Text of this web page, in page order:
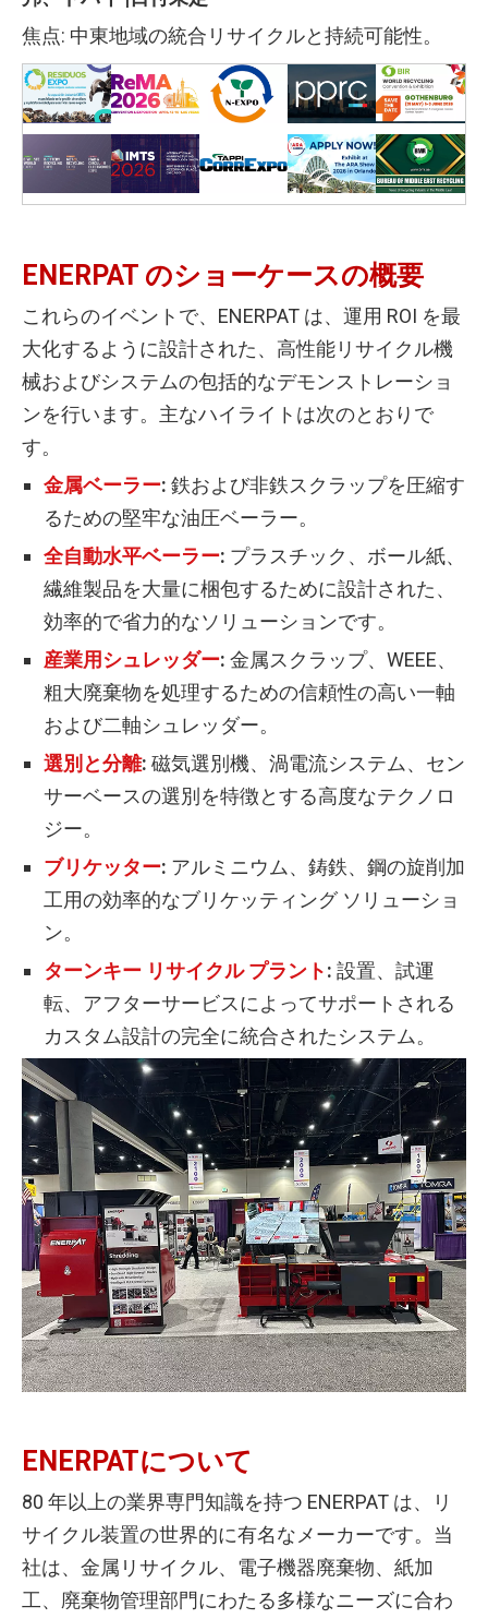
焦点: 中東地域の統合リサイクルと持続可能性。
ENERPAT のショーケースの概要
これらのイベントで、ENERPAT は、運用 ROI を最
大化するように設計された、高性能リサイクル機
械およびシステムの包括的なデモンストレーショ
ンを行います。主なハイライトは次のとおりで
す。
金属ベーラー: 鉄および非鉄スクラップを圧縮す
るための堅牢な油圧ベーラー。
全自動水平ベーラー: プラスチック、ボール紙、
繊維製品を大量に梱包するために設計された、
効率的で省力的なソリューションです。
産業用シュレッダー: 金属スクラップ、WEEE、
粗大廃棄物を処理するための信頼性の高い一軸
および二軸シュレッダー。
選別と分離: 磁気選別機、渦電流システム、セン
サーベースの選別を特徴とする高度なテクノロ
ジー。
ブリケッター: アルミニウム、鋳鉄、鋼の旋削加
工用の効率的なブリケッティング ソリューショ
ン。
ターンキー リサイクル プラント: 設置、試運
転、アフターサービスによってサポートされる
カスタム設計の完全に統合されたシステム。
ENERPATについて
80 年以上の業界専門知識を持つ ENERPAT は、リ
サイクル装置の世界的に有名なメーカーです。当
社は、金属リサイクル、電子機器廃棄物、紙加
工、廃棄物管理部門にわたる多様なニーズに合わ